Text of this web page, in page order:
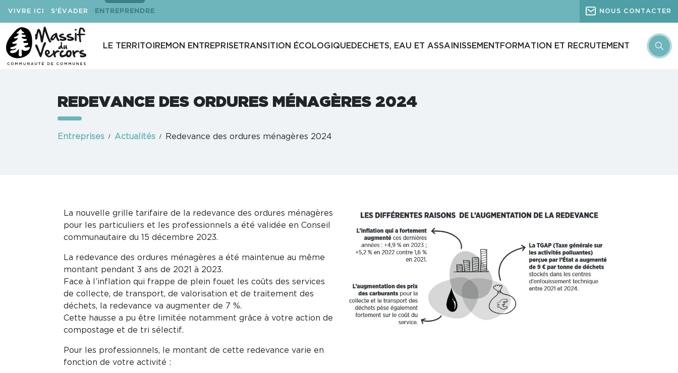
VIVRE ICI S'ÉVADER ENTREPRENDRE NOUS CONTACTER
LE TERRITOIREMON ENTREPRISETRANSITION ÉCOLOGIQUEDECHETS, EAU ET ASSAINISSEMENT FORMATION ET RECRUTEMENT
REDEVANCE DES ORDURES MÉNAGÈRES 2024
Entreprises Actualités Redevance des ordures ménagères 2024
La nouvelle grille tarifaire de la redevance des ordures ménagères
pour les particuliers et les professionnels a été validée en Conseil
communautaire du 15 décembre 2023.
La redevance des ordures ménagères a été maintenue au même
montant pendant 3 ans de 2021 à 2023.
Face à l’inflation qui frappe de plein fouet les coûts des services
de collecte, de transport, de valorisation et de traitement des
déchets, la redevance va augmenter de 7 %.
Cette hausse a pu être limitée notamment grâce à votre action de
compostage et de tri sélectif.
Pour les professionnels, le montant de cette redevance varie en
fonction de votre activité :